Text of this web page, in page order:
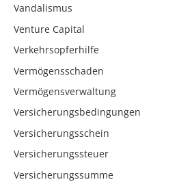
Vandalismus
Venture Capital
Verkehrsopferhilfe
Vermögensschaden
Vermögensverwaltung
Versicherungsbedingungen
Versicherungsschein
Versicherungssteuer
Versicherungssumme